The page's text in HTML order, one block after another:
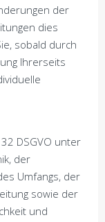
der
dies
sobald durch
Ihrerseits
DSGVO unter
der
Umfangs, der
sowie der
und